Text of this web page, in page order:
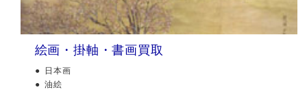
絵画・掛軸・書画買取
日本画
油絵